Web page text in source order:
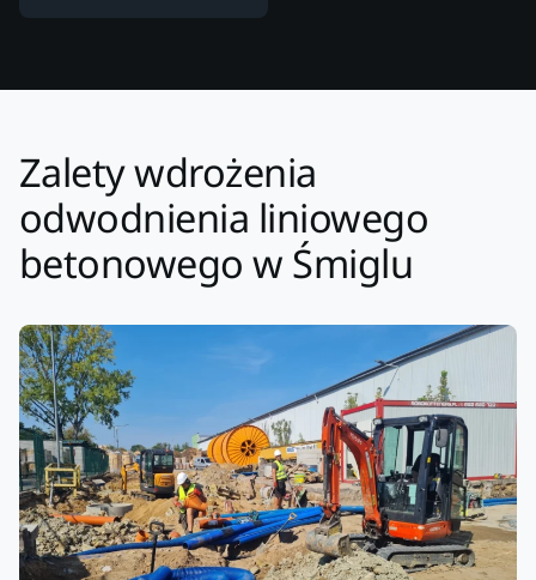
Zalety wdrożenia
odwodnienia liniowego
betonowego w Śmiglu